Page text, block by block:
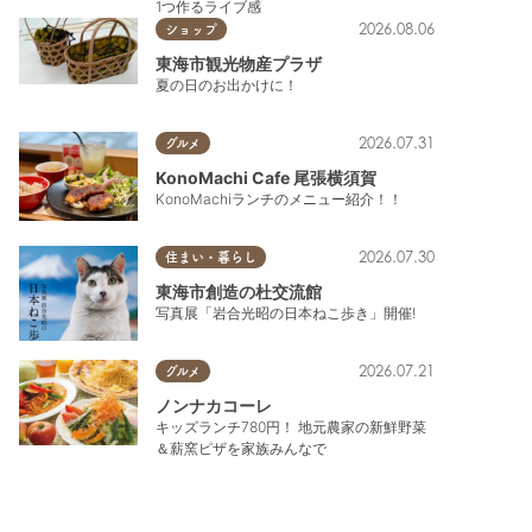
1つ作るライブ感
ショップ 2026.08.06
東海市観光物産プラザ
夏の日のお出かけに！
グルメ 2026.07.31
KonoMachi Cafe 尾張横須賀
KonoMachiランチのメニュー紹介！！
住まい・暮らし 2026.07.30
東海市創造の杜交流館
写真展「岩合光昭の日本ねこ歩き」開催!
グルメ 2026.07.21
ノンナカコーレ
キッズランチ780円！ 地元農家の新鮮野菜
＆薪窯ピザを家族みんなで